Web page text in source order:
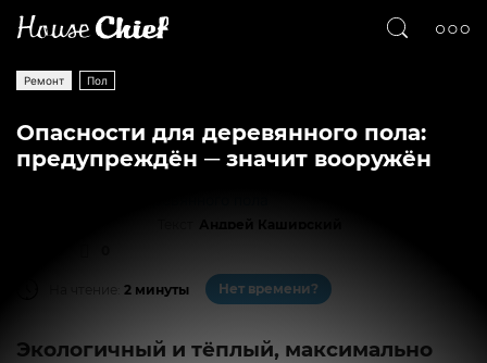
Ремонт Пол
Опасности для деревянного пола:
предупреждён ─ значит вооружён
Андрей Каширский
2 минуты Нет времени?
Экологичный и тёплый, максимально